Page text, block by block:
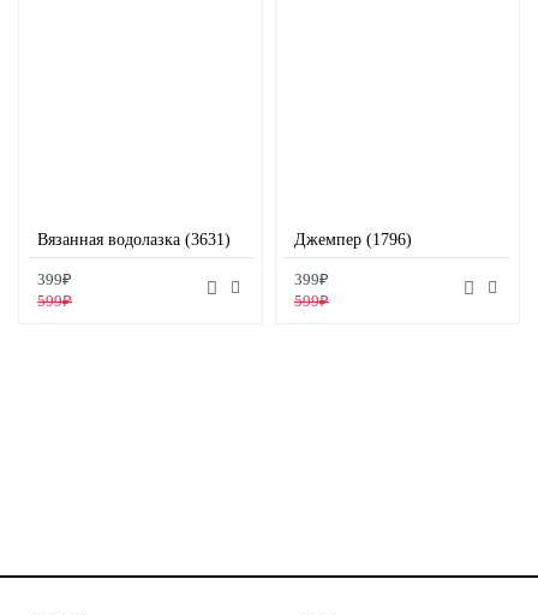
Вязанная водолазка (3631)
399₽
599₽
Джемпер (1796)
399₽
599₽